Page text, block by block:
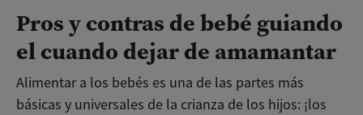
Pros y contras de bebé guiando
el cuando dejar de amamantar
Alimentar a los bebés es una de las partes más
básicas y universales de la crianza de los hijos: ¡los